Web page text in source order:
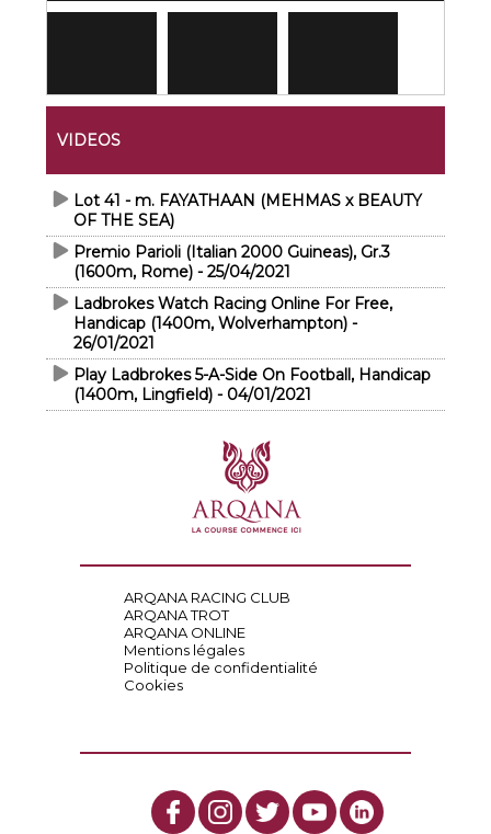
VIDEOS
Lot 41 - m. FAYATHAAN (MEHMAS x BEAUTY
OF THE SEA)
Premio Parioli (Italian 2000 Guineas), Gr.3
(1600m, Rome) - 25/04/2021
Ladbrokes Watch Racing Online For Free,
Handicap (1400m, Wolverhampton) -
26/01/2021
Play Ladbrokes 5-A-Side On Football, Handicap
(1400m, Lingfield) - 04/01/2021
ARQANA RACING CLUB
ARQANA TROT
ARQANA ONLINE
Mentions légales
Politique de confidentialité
Cookies